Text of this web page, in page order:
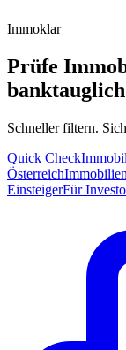
Immoklar
Prüfe
Schneller filtern.
Quick Check
Österreich
EinsteigerFür